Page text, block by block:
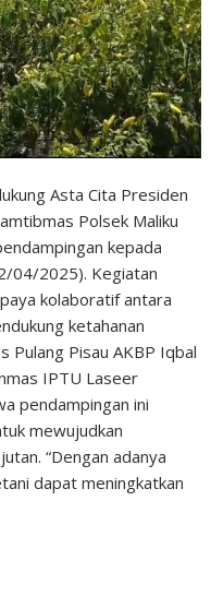
Asta Cita Presiden
Polsek Maliku
kepada
04/2025). Kegiatan
kolaboratif antara
ketahanan
Pulang Pisau AKBP Iqbal
IPTU Laseer
pendampingan ini
mewujudkan
“Dengan adanya
dapat meningkatkan